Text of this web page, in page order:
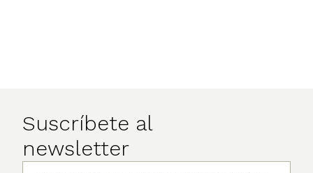
Suscríbete al
newsletter